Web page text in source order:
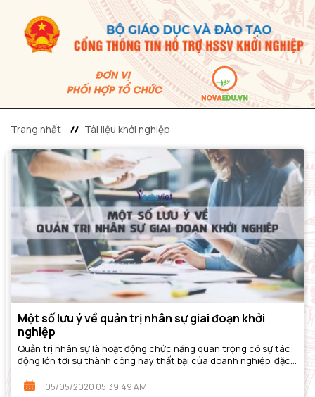
Trang nhất Tài liệu khởi nghiệp
Một số lưu ý về quản trị nhân sự giai đoạn khởi
nghiệp
Quản trị nhân sự là hoạt động chức năng quan trọng có sự tác
động lớn tới sự thành công hay thất bại của doanh nghiệp, đặc
05/05/2020 05:39:49 AM